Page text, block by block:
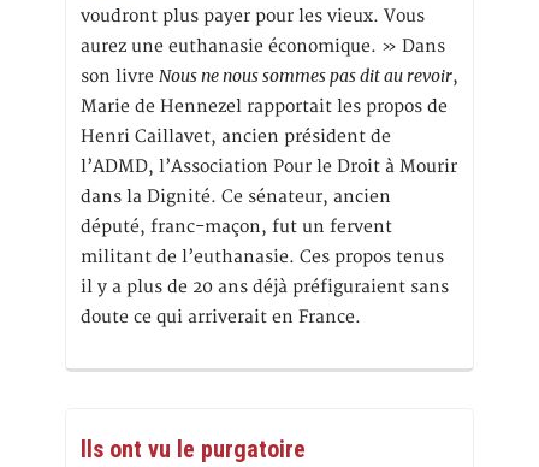
voudront plus payer pour les vieux. Vous
aurez une euthanasie économique. » Dans
son livre Nous ne nous sommes pas dit au revoir,
Marie de Hennezel rapportait les propos de
Henri Caillavet, ancien président de
l’ADMD, l’Association Pour le Droit à Mourir
dans la Dignité. Ce sénateur, ancien
député, franc-maçon, fut un fervent
militant de l’euthanasie. Ces propos tenus
il y a plus de 20 ans déjà préfiguraient sans
doute ce qui arriverait en France.
Ils ont vu le purgatoire